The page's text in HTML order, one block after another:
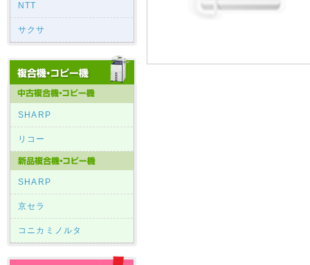
NTT
サクサ
SHARP
リコー
SHARP
京セラ
コニカミノルタ